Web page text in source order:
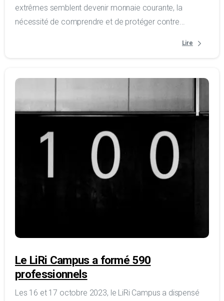
extrêmes semblent devenir monnaie courante, la
nécessité de comprendre et de protéger contre...
Lire
Le LiRi Campus a formé 590
professionnels
Les 16 et 17 octobre 2023, le LiRi Campus a dispensé